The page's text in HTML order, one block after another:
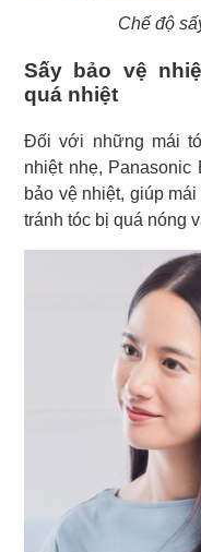
Chế độ
Sấy bảo vệ
quá nhiệt
Đối với những mái
nhiệt nhẹ, Panasonic
bảo vệ nhiệt, giúp
tránh tóc bị quá nóng